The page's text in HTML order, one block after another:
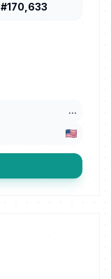
#170,633
...